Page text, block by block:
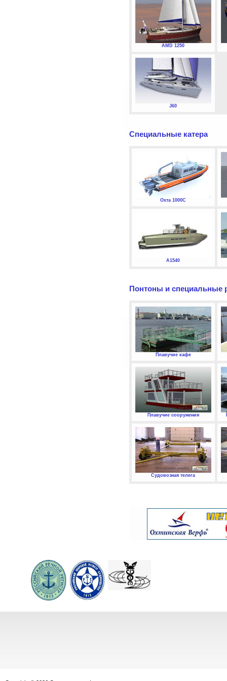
AMD 1250
J60
Специальные катера
Охта 1000С
А1540
Понтоны и специальные
Плавучие кафе
Плавучие сооружения
Судовозная телега